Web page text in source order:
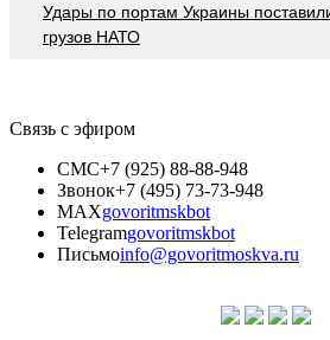
Удары по портам Украины
грузов НАТО
Связь с эфиром
СМС+7 (925) 88-88-948
Звонок+7 (495) 73-73-948
MAXgovoritmskbot
Telegramgovoritmskbot
Письмоinfo@govoritmoskva.ru